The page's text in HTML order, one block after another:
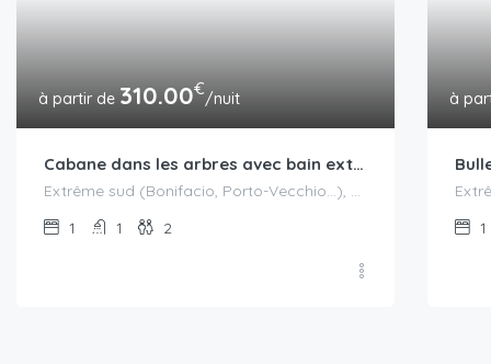
310.00€/nuit
Cabane dans les arbres avec bain extérieur privatif dans un domaine avec piscine et bain à remous
1
1 2 1